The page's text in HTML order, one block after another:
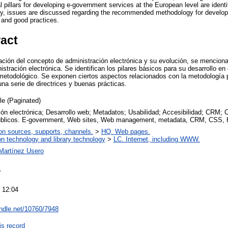
pillars for developing e-government services at the European level are
issues are discussed regarding the recommended methodology for
good practices.
del concepto de administración electrónica y su evolución, se
electrónica. Se identifican los pilares básicos para su desarrollo en
Se exponen ciertos aspectos relacionados con la metodología
serie de directrices y buenas prácticas.
(Paginated)
electrónica; Desarrollo web; Metadatos; Usabilidad; Accesibilidad; CRM;
E-government, Web sites, Web management, metadata, CRM, CSS,
sources, supports, channels.
> HQ. Web pages.
technology and library technology >
LC. Internet, including WWW.
Usero
12:04
10760/7948
record